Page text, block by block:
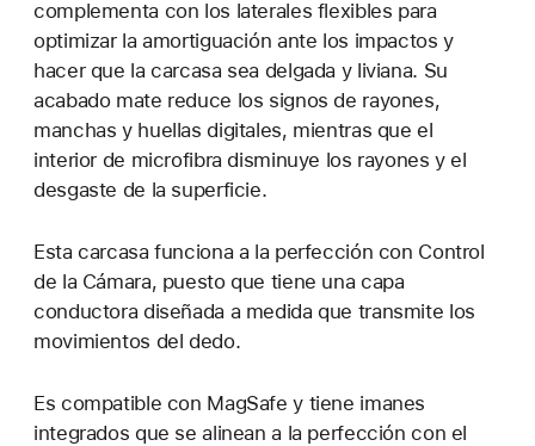
complementa con los laterales flexibles para
optimizar la amortiguación ante los impactos y
hacer que la carcasa sea delgada y liviana. Su
acabado mate reduce los signos de rayones,
manchas y huellas digitales, mientras que el
interior de microfibra disminuye los rayones y el
desgaste de la superficie.
Esta carcasa funciona a la perfección con Control
de la Cámara, puesto que tiene una capa
conductora diseñada a medida que transmite los
movimientos del dedo.
Es compatible con MagSafe y tiene imanes
integrados que se alinean a la perfección con el